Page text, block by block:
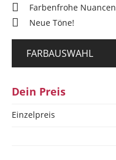
Farbenfrohe Nuancen
Neue Töne!
FARBAUSWAHL
Dein Preis
Einzelpreis